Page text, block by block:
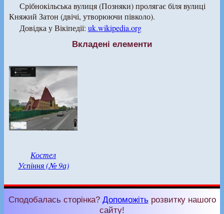
Срібнокільська вулиця (Позняки) пролягає біля вулиці
Княжий Затон (двічі, утворюючи півколо).
Довідка у Вікіпедії: uk.wikipedia.org
Вкладені елементи
Костел
Успіння (№ 9а)
Сподобалась сторінка? Допоможітьрозвитку нашого
сайту!